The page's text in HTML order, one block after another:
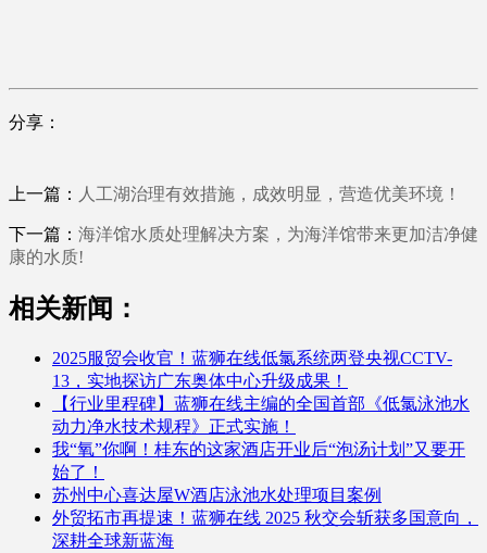
分享：
上一篇： 人工湖治理有效措施，成效明显，营造优美环境！
下一篇： 海洋馆水质处理解决方案，为海洋馆带来更加洁净健
康的水质!
相关新闻：
2025服贸会收官！蓝狮在线低氯系统两登央视CCTV-
13，实地探访广东奥体中心升级成果！
【行业里程碑】蓝狮在线主编的全国首部《低氯泳池水
动力净水技术规程》正式实施！
我“氧”你啊！桂东的这家酒店开业后“泡汤计划”又要开
始了！
苏州中心喜达屋W酒店泳池水处理项目案例
外贸拓市再提速！蓝狮在线 2025 秋交会斩获多国意向，
深耕全球新蓝海